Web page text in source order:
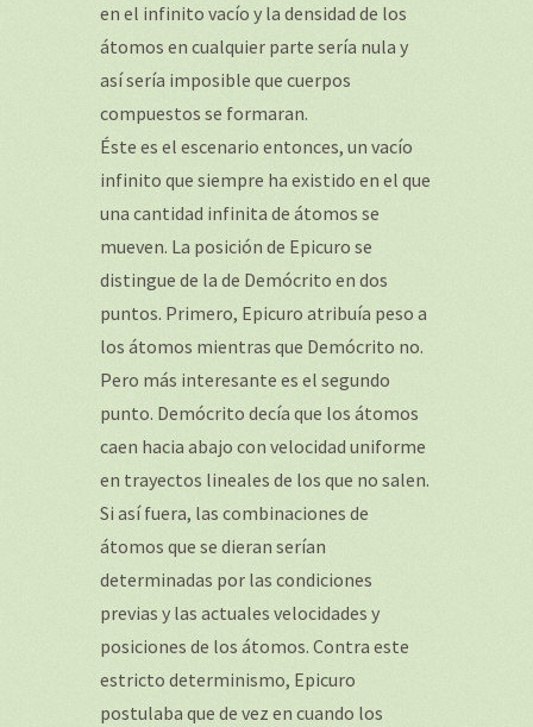
en el infinito vacío y la densidad de los
átomos en cualquier parte sería nula y
así sería imposible que cuerpos
compuestos se formaran.
Éste es el escenario entonces, un vacío
infinito que siempre ha existido en el que
una cantidad infinita de átomos se
mueven. La posición de Epicuro se
distingue de la de Demócrito en dos
puntos. Primero, Epicuro atribuía peso a
los átomos mientras que Demócrito no.
Pero más interesante es el segundo
punto. Demócrito decía que los átomos
caen hacia abajo con velocidad uniforme
en trayectos lineales de los que no salen.
Si así fuera, las combinaciones de
átomos que se dieran serían
determinadas por las condiciones
previas y las actuales velocidades y
posiciones de los átomos. Contra este
estricto determinismo, Epicuro
postulaba que de vez en cuando los